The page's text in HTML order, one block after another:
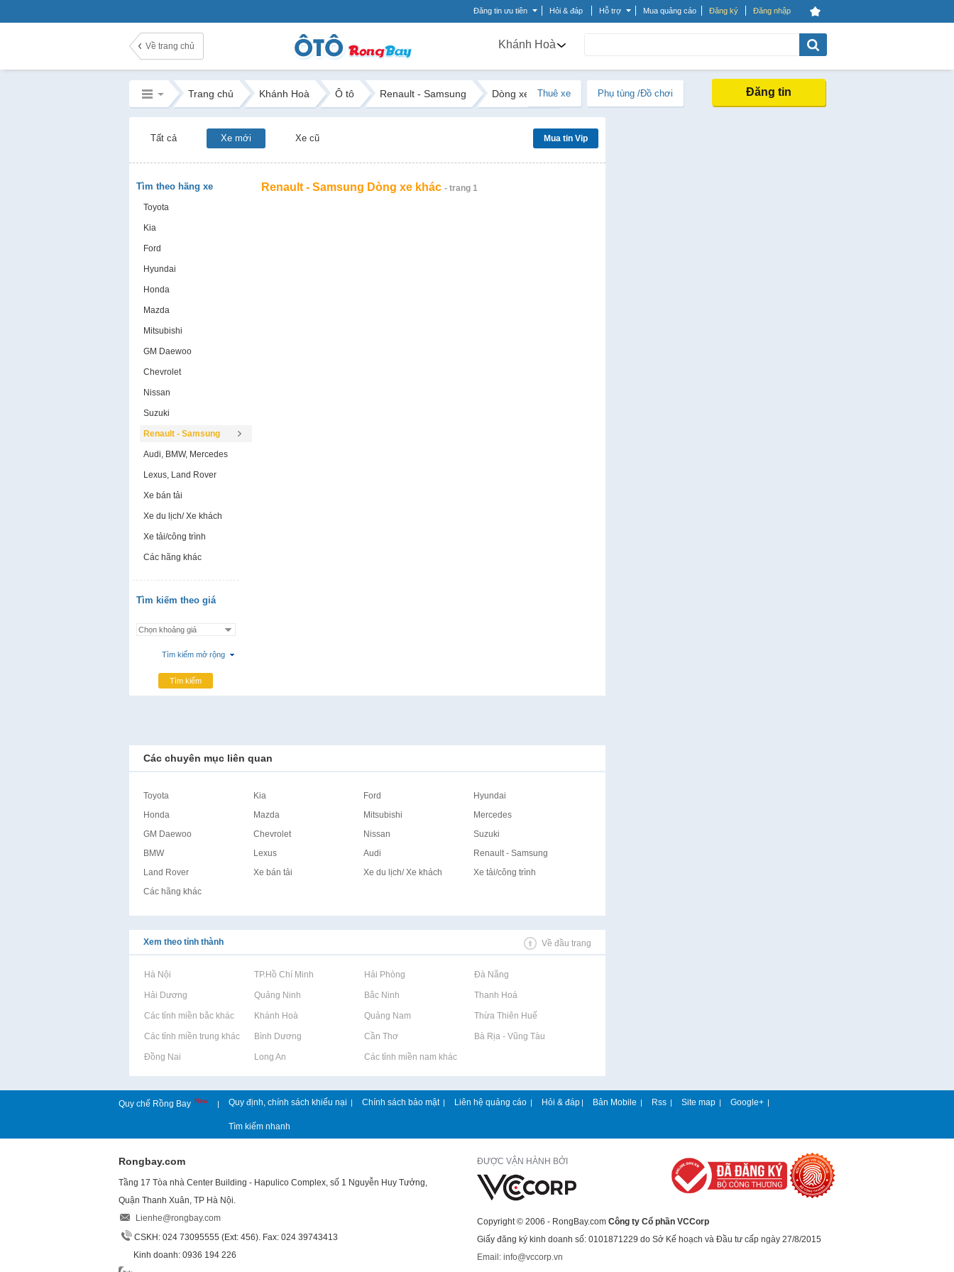
Đăng tin ưu tiên Hỏi & đáp Hỗ trợ Mua quảng cáo Đăng ký Đăng nhập
Về trang chủ Khánh Hoà
Trang chủ Khánh Hoà Ô tô Renault - Samsung Dòng xe khácThuê xe Phụ tùng /Đồ chơi Đăng tin
Tất cả Xe mới Xe cũ Mua tin Vip
Tìm theo hãng xe
Toyota
Kia
Ford
Hyundai
Honda
Mazda
Mitsubishi
GM Daewoo
Chevrolet
Nissan
Suzuki
Renault - Samsung
Audi, BMW, Mercedes
Lexus, Land Rover
Xe bán tải
Xe du lịch/ Xe khách
Xe tải/công trình
Các hãng khác
Tìm kiếm theo giá
Tìm kiếm mở rộng
Tìm kiếm
Renault - Samsung Dòng xe khác - trang 1
Các chuyên mục liên quan
Toyota Kia Ford
Hyundai
Honda
Mazda Mitsubishi
Mercedes
GM Daewoo
Chevrolet Nissan
Suzuki
BMW
Lexus Audi
Renault - Samsung
Land Rover
Xe bán tải Xe du lịch/ Xe khách
Xe tải/công trình
Các hãng khác
Xem theo tỉnh thành Về đầu trang
Rao vặt tại Hà Nội Rao vặt tại TP.Hồ Chí Minh Rao vặt tại Hải Phòng Rao vặt tại Đà Nẵng
Rao vặt tại Hải Dương Rao vặt tại Quảng Ninh Rao vặt tại Bắc Ninh Rao vặt tại Thanh Hoá
Rao vặt tại Các tỉnh miền bắc khácRao vặt tại Khánh Hoà Rao vặt tại Quảng Nam Rao vặt tại Thừa Thiên Huế
Rao vặt tại Các tỉnh miền trung khácRao vặt tại Bình Dương Rao vặt tại Cần Thơ Rao vặt tại Bà Rịa - Vũng Tàu
Rao vặt tại Đồng Nai Rao vặt tại Long An Rao vặt tại Các tỉnh miền nam khác
Quy chế Rồng Bay New | Quy định, chính sách khiếu nại | Chính sách bảo mật | Liên hệ quảng cáo | Hỏi & đáp | Bản Mobile | Rss | Site map | Google+ |
Tìm kiếm nhanh
Rongbay.com
Tầng 17 Tòa nhà Center Building - Hapulico Complex, số 1 Nguyễn Huy Tưởng,
Quận Thanh Xuân, TP Hà Nội.
Lienhe@rongbay.com
CSKH: 024 73095555 (Ext: 456). Fax: 024 39743413
Kinh doanh: 0936 194 226
ĐƯỢC VẬN HÀNH BỞI
Copyright © 2006 - RongBay.com Công ty Cổ phần VCCorp
Giấy đăng ký kinh doanh số: 0101871229 do Sở Kế hoạch và Đầu tư cấp ngày 27/8/2015
Email: info@vccorp.vn